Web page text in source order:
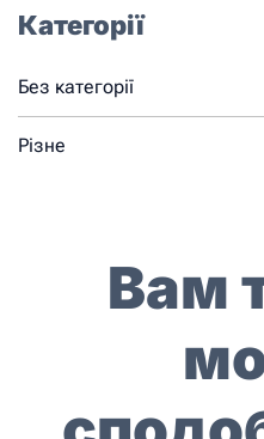
Категорії
Без категорії
Різне
Вам